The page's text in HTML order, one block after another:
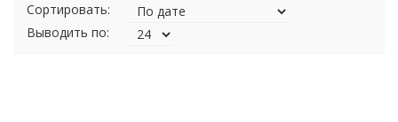
Сортировать:
Выводить по: